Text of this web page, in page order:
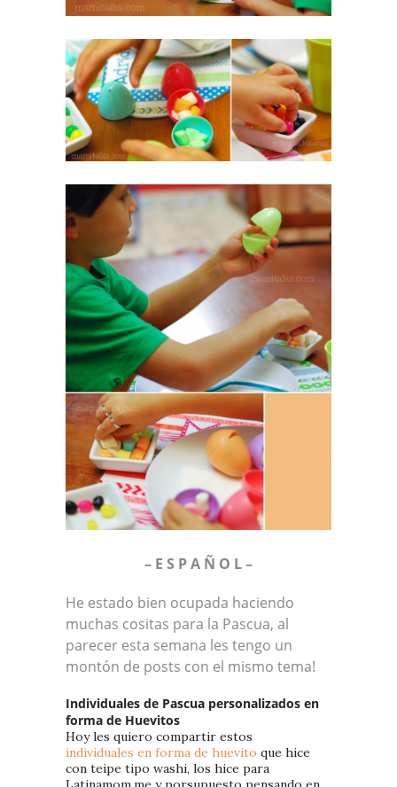
– E S P A Ñ O L –
He estado bien ocupada haciendo
muchas cositas para la Pascua, al
parecer esta semana les tengo un
montón de posts con el mismo tema!
Individuales de Pascua personalizados en
forma de Huevitos
Hoy les quiero compartir estos
individuales en forma de huevito que hice
con teipe tipo washi, los hice para